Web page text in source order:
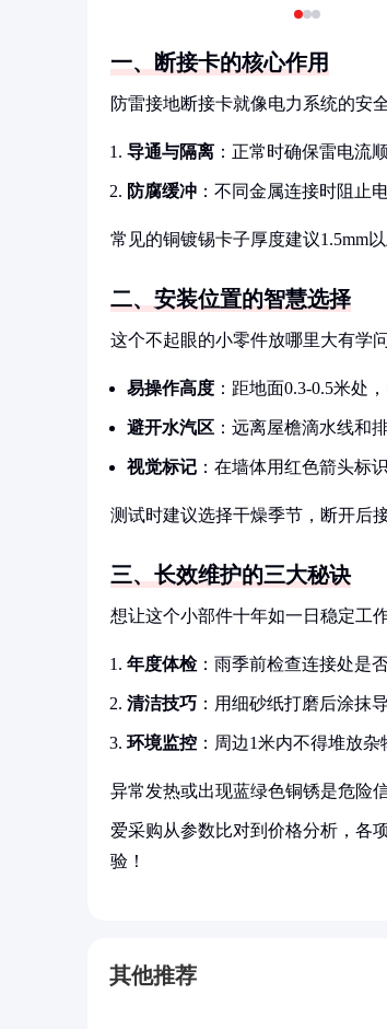
一、断接卡的核心作用
防雷接地断接卡就像电力系统的安
导通与隔离 ：正常时确保雷电流
防腐缓冲 ：不同金属连接时阻止
常见的铜镀锡卡子厚度建议1.5mm
二、安装位置的智慧选择
这个不起眼的小零件放哪里大有学问
易操作高度 ：距地面0.3-0.5米处
避开水汽区 ：远离屋檐滴水线和
视觉标记 ：在墙体用红色箭头标
测试时建议选择干燥季节，断开后
三、长效维护的三大秘诀
想让这个小部件十年如一日稳定工
年度体检：雨季前检查连接处是
清洁技巧 ：用细砂纸打磨后涂抹
环境监控 ：周边1米内不得堆放
异常发热或出现蓝绿色铜锈是危险
爱采购从参数比对到价格分析，各
验！
其他推荐